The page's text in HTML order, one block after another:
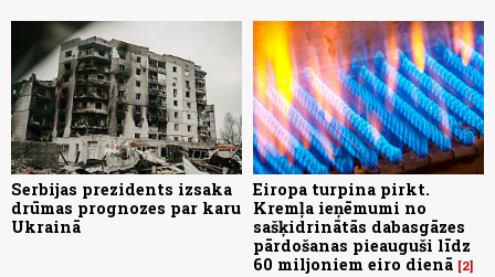
Serbijas prezidents izsaka
drūmas prognozes par karu
Ukrainā
Eiropa turpina pirkt.
Kremļa ieņēmumi no
sašķidrinātās dabasgāzes
pārdošanas pieauguši līdz
60 miljoniem eiro dienā 2